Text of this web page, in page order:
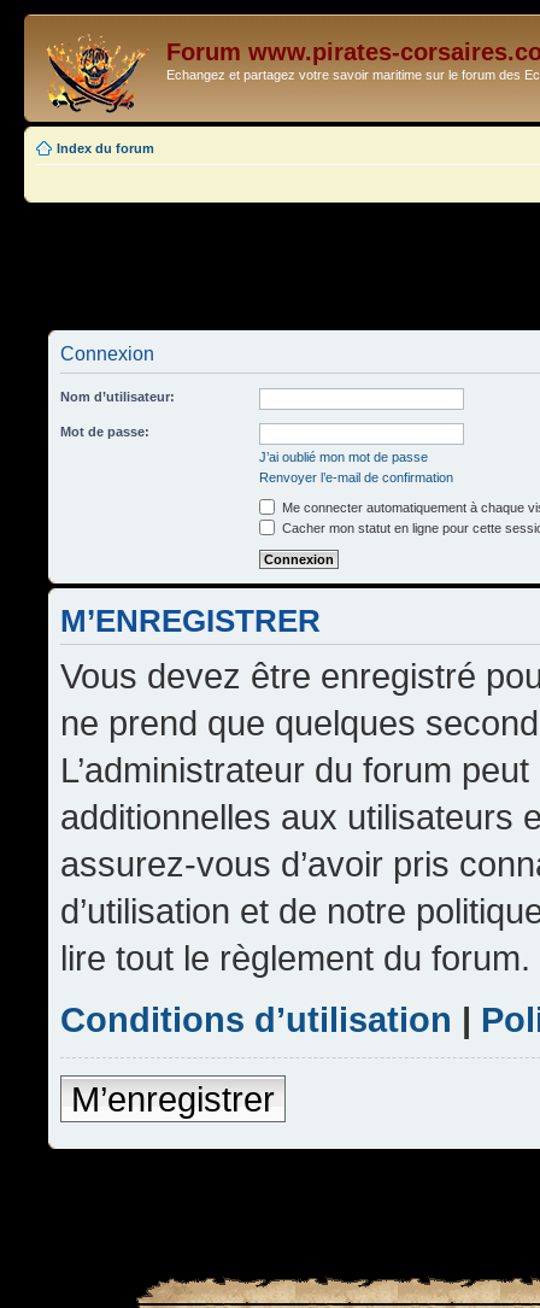
Forum www.pirates-
Echangez et partagez votre savoir maritime sur le forum des
Index du forum
Connexion
Nom d’utilisateur:
Mot de passe:
J’ai oublié mon mot de passe
Renvoyer l’e-mail de confirmation
Me connecter automatiquement à chaque
Cacher mon statut en ligne pour cette
M’ENREGISTRER
Vous devez être enregistré
ne prend que quelques
L’administrateur du forum
additionnelles aux utilisateurs
assurez-vous d’avoir pris
d’utilisation et de notre
lire tout le règlement du forum.
Conditions d’utilisation |
M’enregistrer